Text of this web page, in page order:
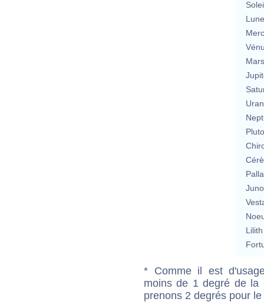
Lune
Mars
Lilith
* Comme il est
moins de 1 degré de la
prenons 2 degrés pour